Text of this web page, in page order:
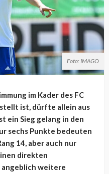
Foto: IMAGO
im Kader des FC
ist, dürfte allein aus
ein Sieg gelang in den
sechs Punkte bedeuten
14, aber auch nur
direkten
weitere